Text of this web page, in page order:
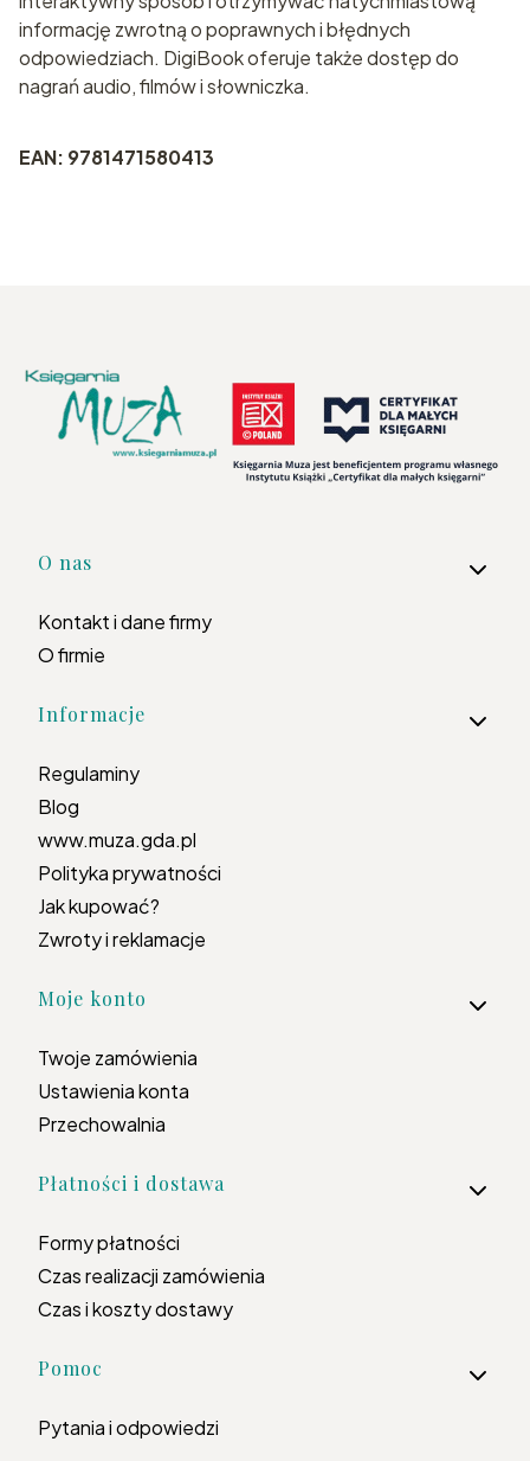
informację zwrotną o poprawnych i błędnych
odpowiedziach. DigiBook oferuje także dostęp do
nagrań audio, filmów i słowniczka.
EAN: 9781471580413
Linki w stopce
O nas
Kontakt i dane firmy
O firmie
Informacje
Regulaminy
Blog
www.muza.gda.pl
Polityka prywatności
Jak kupować?
Zwroty i reklamacje
Moje konto
Twoje zamówienia
Ustawienia konta
Przechowalnia
Płatności i dostawa
Formy płatności
Czas realizacji zamówienia
Czas i koszty dostawy
Pomoc
Pytania i odpowiedzi